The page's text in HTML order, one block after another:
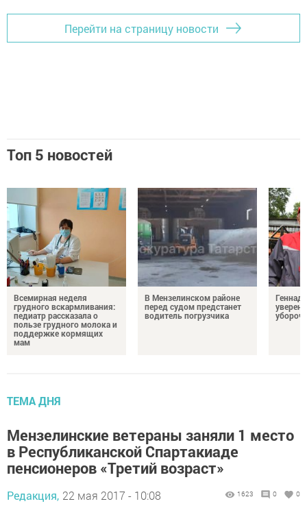
Перейти на страницу новости
Топ 5 новостей
Всемирная неделя
грудного вскармливания:
педиатр рассказала о
пользе грудного молока и
поддержке кормящих
мам
В Мензелинском районе
перед судом предстанет
водитель погрузчика
ТЕМА ДНЯ
Мензелинские ветераны заняли 1 место
в Республиканской Спартакиаде
пенсионеров «Третий возраст»
Редакция, 22 мая 2017 - 10:08 1623 0 0